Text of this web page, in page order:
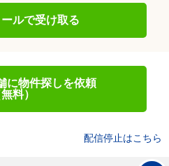
ルで受け取る
に物件探しを依頼
無料）
配信停止はこちら